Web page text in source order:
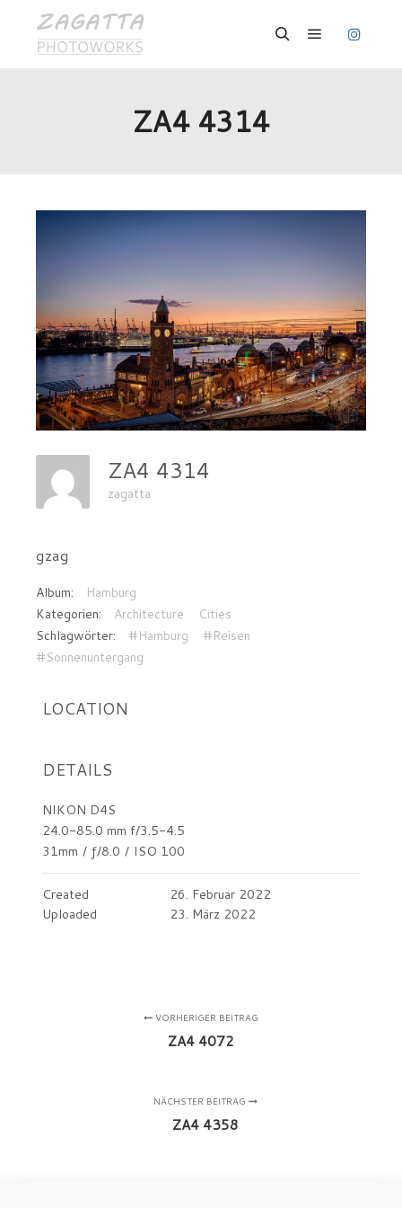
ZA4 4314
ZA4 4314
zagatta
gzag
Album:
Hamburg
Kategorien:
Architecture
Cities
Schlagwörter:
#Hamburg
#Reisen
#Sonnenuntergang
LOCATION
DETAILS
NIKON D4S
24.0-85.0 mm f/3.5-4.5
31mm / ƒ/8.0 / ISO 100
Created
26. Februar 2022
Uploaded
23. März 2022
VORHERIGER BEITRAG
ZA4 4072
NÄCHSTER BEITRAG
ZA4 4358